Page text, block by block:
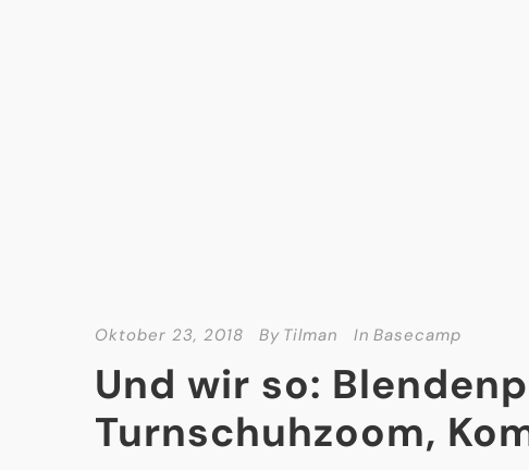
Oktober 23, 2018 By Tilman In Basecamp
Und wir so:
Turnschuhzoom,